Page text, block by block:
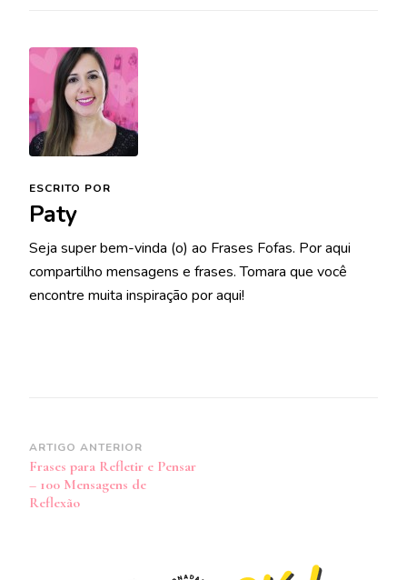
ESCRITO POR
Paty
Seja super bem-vinda (o) ao Frases Fofas. Por aqui
compartilho mensagens e frases. Tomara que você
encontre muita inspiração por aqui!
Navegação
de
post
ARTIGO ANTERIOR
Frases para Refletir e Pensar
– 100 Mensagens de
Reflexão